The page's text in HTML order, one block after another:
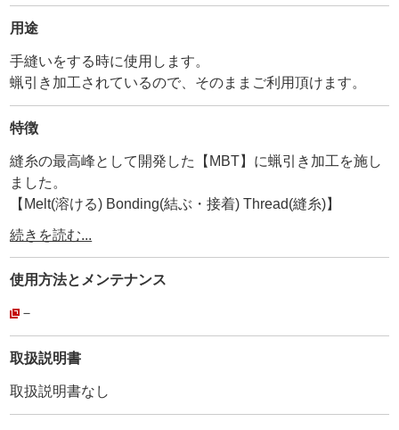
用途
手縫いをする時に使用します。
蝋引き加工されているので、そのままご利用頂けます。
特徴
縫糸の最高峰として開発した【MBT】に蝋引き加工を施し
ました。
【Melt(溶ける) Bonding(結ぶ・接着) Thread(縫糸)】
・
ーMBTとはー
撚り加工の際、3本糸の中心に【熱融着糸(ボンド糸)】を入
れ込んだ後、熱処理する事で熱融着糸を溶かし、3本糸の
【中心から接着させる事に成功した】画期的な縫糸です。
(3枚目画像参照)
その為、撚りを開いても【形状記憶】の様に糸が元の撚り
繊維が開かないので【針穴に通しやすく】、撚り戻りがな
い為【縫い上がりが美しく】なります。
続きを読む...
使用方法と メンテナンス
－
取扱説明書
取扱説明書なし